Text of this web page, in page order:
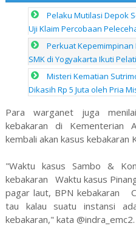
Pelaku Mutilasi Depok
Uji Klaim Percobaan
Perkuat Kepemimpinan
SMK di Yogyakarta Ikuti
Misteri Kematian
Dikasih Rp 5 Juta oleh Pria
Para warganet juga
kebakaran di Kementerian
kembali akan kasus kebakaran
"Waktu kasus Sambo &
kebakaran Waktu kasus
pagar laut, BPN kebakaran
tau kalau suatu instansi
kebakaran," kata @indra_emc2.